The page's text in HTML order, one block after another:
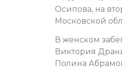
Осипова, на
Московской
В женском
Виктория
Полина